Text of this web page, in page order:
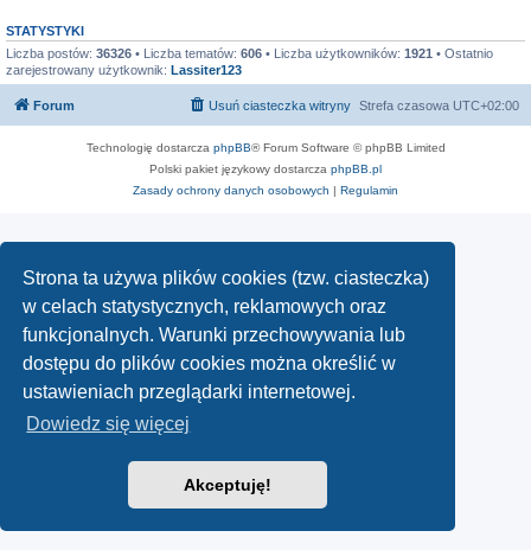
Strona ta używa plików cookies (tzw. ciasteczka)
w celach statystycznych, reklamowych oraz
funkcjonalnych. Warunki przechowywania lub
dostępu do plików cookies można określić w
ustawieniach przeglądarki internetowej.
Dowiedz się więcej
Akceptuję!
STATYSTYKI
Liczba postów: 36326 • Liczba tematów: 606 • Liczba użytkowników: 1921 • Ostatnio
zarejestrowany użytkownik: Lassiter123
Forum Strefa czasowa UTC+02:00
Usuń ciasteczka witryny
Technologię dostarcza phpBB® Forum Software © phpBB Limited
Polski pakiet językowy dostarcza phpBB.pl
Zasady ochrony danych osobowych | Regulamin